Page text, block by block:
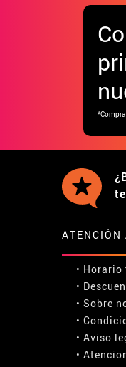
ATENCIÓN
•
•
• Sobre
•
• Aviso
•